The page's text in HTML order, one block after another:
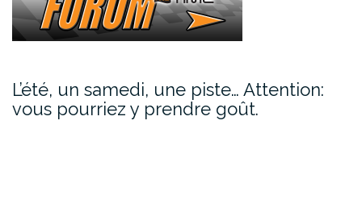
L’été, un samedi, une piste… Attention:
vous pourriez y prendre goût.